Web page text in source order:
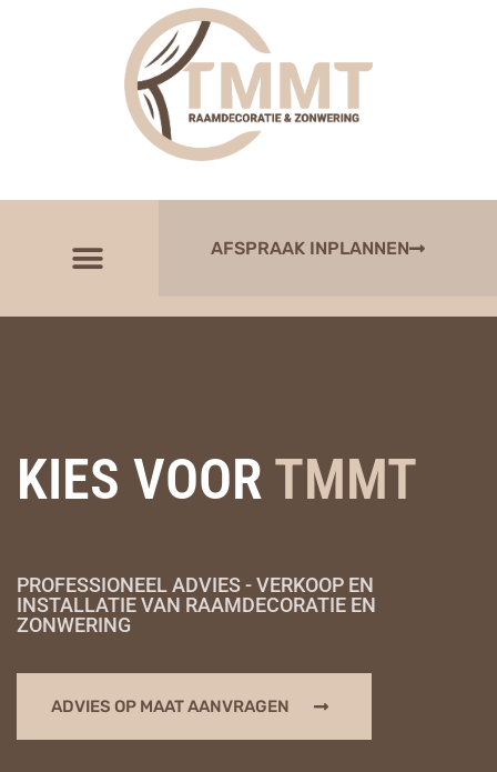
AFSPRAAK INPLANNEN
KIES VOOR TMMT
PROFESSIONEEL ADVIES - VERKOOP EN
INSTALLATIE VAN RAAMDECORATIE EN
ZONWERING
ADVIES OP MAAT AANVRAGEN